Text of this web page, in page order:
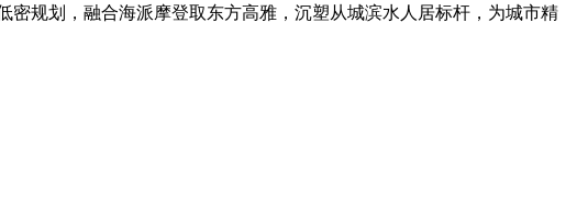
密规划，融合海派摩登取东方高雅，沉塑从城滨水人居标杆，为城市精